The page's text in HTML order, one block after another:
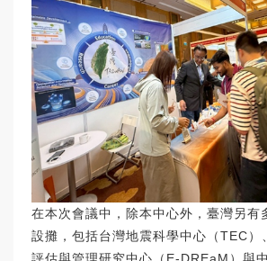
在本次會議中，除本中心外，臺灣另有
設攤，包括台灣地震科學中心（TEC）